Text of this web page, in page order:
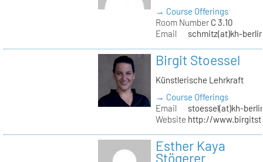
→ Course Offerings
Room NumberC 3.10
Email
schmitz(at)kh-
Birgit Stoessel
Künstlerische Lehrkraft
→ Course Offerings
Email
stoessel(at)kh-
Website http://
Esther Kaya
Stögerer